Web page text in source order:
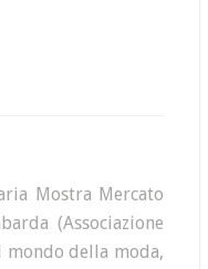
Mostra Mercato
(Associazione
mondo della moda,